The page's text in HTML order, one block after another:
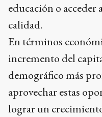
educación o acceder
calidad.
En términos
incremento del
demográfico más
aprovechar estas
lograr un